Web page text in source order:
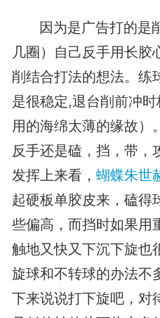
因为是广告打的是
几圈）自己反手用长胶
削结合打法的想法。练
是很稳定,退台削前冲
用的海绵太薄的缘故）
反手还是磕，挡，带，
发挥上来看， 蝴蝶朱世
起硬板单胶皮来，磕得
些偏高，而挡时如果用
触地又快又下沉下旋也
旋球和不转球的办法不
下来说说打下旋吧，对